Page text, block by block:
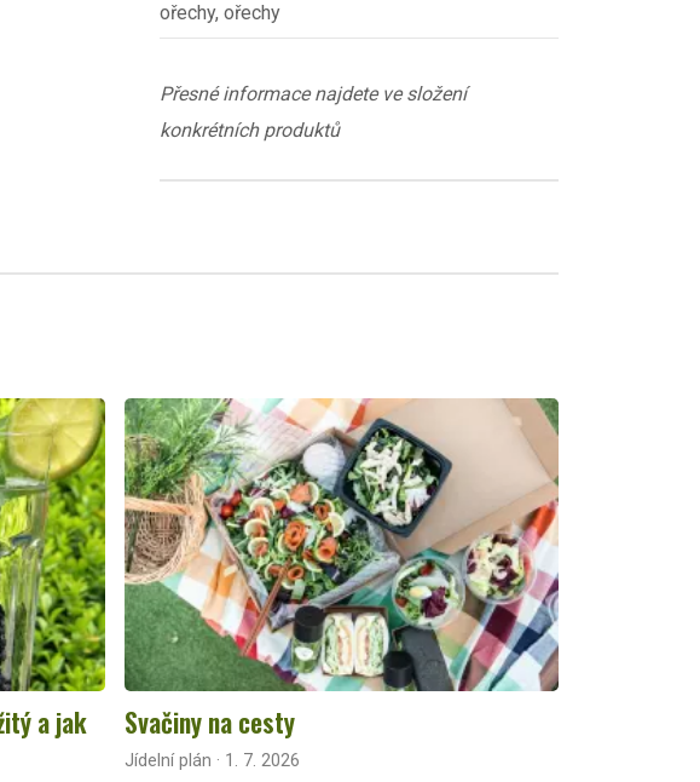
ořechy, ořechy
Přesné informace najdete ve složení
konkrétních produktů
a jak
Svačiny na cesty
Jídelní plán · 1. 7. 2026